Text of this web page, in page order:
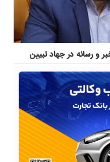
و رسانه در جهاد تبیین